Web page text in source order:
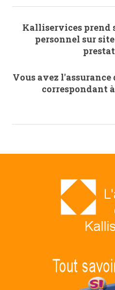
Kalliservices prend
personnel sur
Vous avez
correspondant